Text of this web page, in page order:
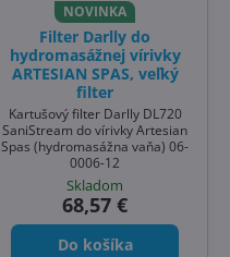
NOVINKA
Filter Darlly do
hydromasážnej vírivky
ARTESIAN SPAS, veľký
filter
Kartušový filter Darlly DL720
SaniStream do vírivky Artesian
Spas (hydromasážna vaňa) 06-
0006-12
Skladom
68,57 €
Do košíka